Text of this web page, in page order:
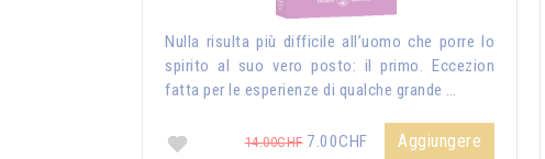
Nulla risulta più difficile all’uomo che porre lo
spirito al suo vero posto: il primo. Eccezion
fatta per le esperienze di qualche grande …
14.00CHF7.00CHF Aggiungere